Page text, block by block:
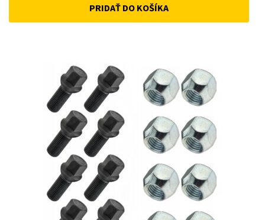
was: is:
PRIDAŤ DO KOŠÍKA